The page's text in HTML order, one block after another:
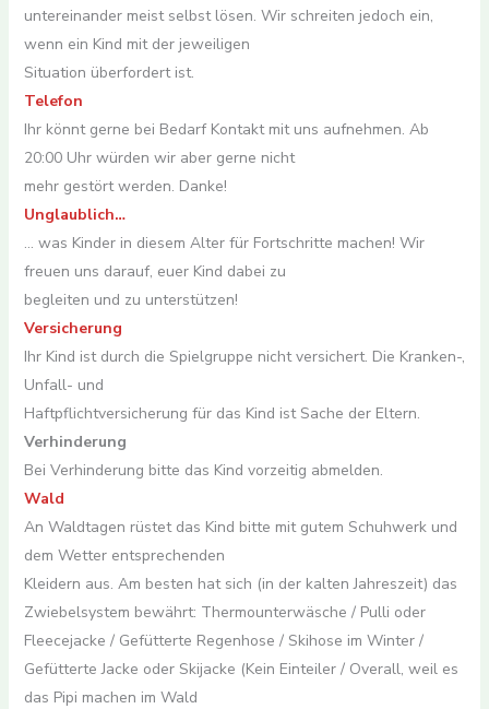
untereinander meist selbst lösen. Wir schreiten jedoch ein,
wenn ein Kind mit der jeweiligen
Situation überfordert ist.
Telefon
Ihr könnt gerne bei Bedarf Kontakt mit uns aufnehmen. Ab
20:00 Uhr würden wir aber gerne nicht
mehr gestört werden. Danke!
Unglaublich…
… was Kinder in diesem Alter für Fortschritte machen! Wir
freuen uns darauf, euer Kind dabei zu
begleiten und zu unterstützen!
Versicherung
Ihr Kind ist durch die Spielgruppe nicht versichert. Die Kranken-,
Unfall- und
Haftpflichtversicherung für das Kind ist Sache der Eltern.
Verhinderung
Bei Verhinderung bitte das Kind vorzeitig abmelden.
Wald
An Waldtagen rüstet das Kind bitte mit gutem Schuhwerk und
dem Wetter entsprechenden
Kleidern aus. Am besten hat sich (in der kalten Jahreszeit) das
Zwiebelsystem bewährt: Thermounterwäsche / Pulli oder
Fleecejacke / Gefütterte Regenhose / Skihose im Winter /
Gefütterte Jacke oder Skijacke (Kein Einteiler / Overall, weil es
das Pipi machen im Wald